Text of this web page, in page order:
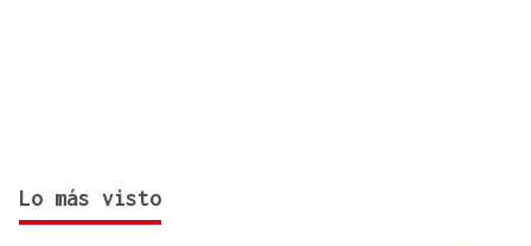
Lo más visto